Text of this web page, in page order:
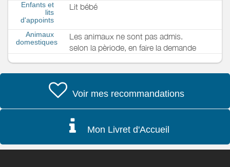
Enfants et
lits
d'appoints
Lit bébé
Animaux
domestiques
Les animaux ne sont pas admis.
selon la pèriode, en faire la demande
Voir mes recommandations
Mon Livret d'Accueil